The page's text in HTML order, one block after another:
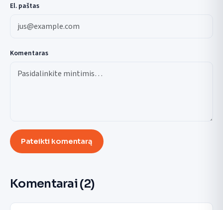
El. paštas
Komentaras
Pateikti komentarą
Komentarai (2)